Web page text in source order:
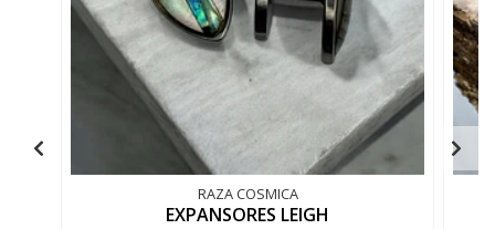
RAZA COSMICA
EXPANSORES LEIGH